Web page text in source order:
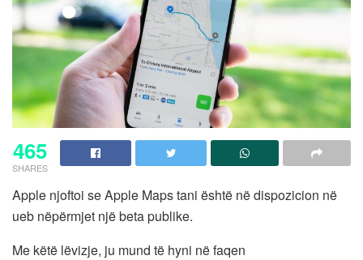
465
SHARES
Apple njoftoi se Apple Maps tani është në dispozicion në
ueb nëpërmjet një beta publike.
Me këtë lëvizje, ju mund të hyni në faqen